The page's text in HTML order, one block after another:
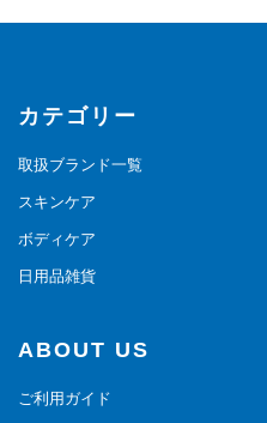
カテゴリー
取扱ブランド一覧
スキンケア
ボディケア
日用品雑貨
ABOUT US
ご利用ガイド